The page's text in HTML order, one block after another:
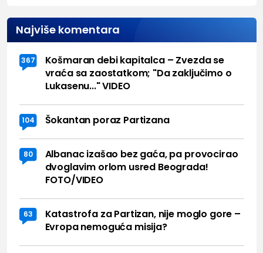
Najviše komentara
367
Košmaran debi kapitalca – Zvezda se
vraća sa zaostatkom; "Da zaključimo o
Lukasenu..." VIDEO
104 Šokantan poraz Partizana
80
Albanac izašao bez gaća, pa provocirao
dvoglavim orlom usred Beograda!
FOTO/VIDEO
63
Katastrofa za Partizan, nije moglo gore –
Evropa nemoguća misija?